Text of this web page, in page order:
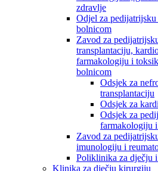
zdravlje
Odjel za
bolnicom
Zavod za
transplantaciju,
farmakologiju i
bolnicom
Odsjek za
transplantaciju
Odsjek za
Odsjek za
farmakologiju
Zavod za
imunologiju i
Poliklinika za dječju
Klinika za dječju kirurgiju